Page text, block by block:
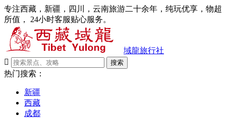
专注西藏，新疆，四川，云南旅游二十余年，纯玩优享，物超
所值， 24小时客服贴心服务。
域龍旅行社

搜索
热门搜索：
新疆
西藏
成都